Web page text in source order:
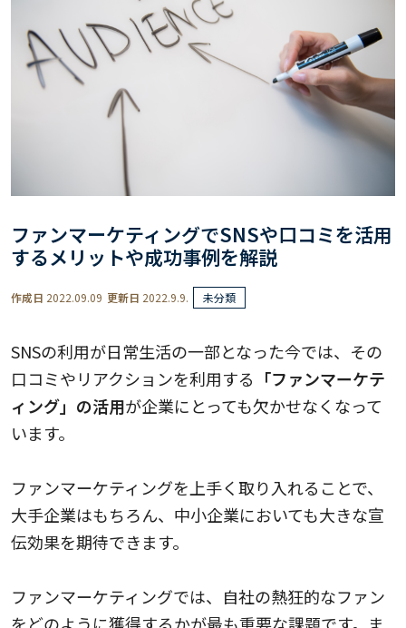
ファンマーケティングでSNSや口コミを活用
するメリットや成功事例を解説
作成日 2022.09.09 更新日 2022.9.9. 未分類
SNSの利用が日常生活の一部となった今では、その
口コミやリアクションを利用する 「ファンマーケテ
ィング」の活用が企業にとっても欠かせなくなって
います。
ファンマーケティングを上手く取り入れることで、
大手企業はもちろん、中小企業においても大きな宣
伝効果を期待できます。
ファンマーケティングでは、自社の熱狂的なファン
をどのように獲得するかが最も重要な課題です。ま